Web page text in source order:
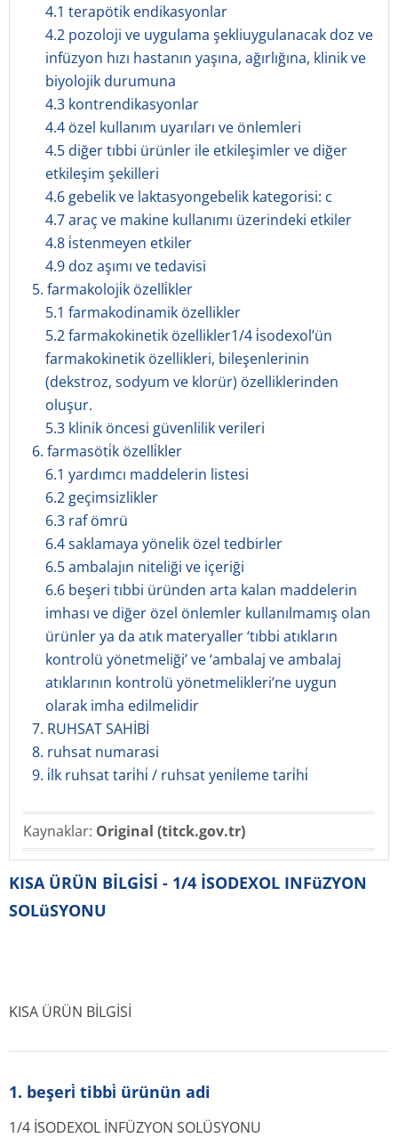
4.1 terapötik endikasyonlar
4.2 pozoloji ve uygulama şekliuygulanacak doz ve
infüzyon hızı hastanın yaşına, ağırlığına, klinik ve
biyolojik durumuna
4.3 kontrendikasyonlar
4.4 özel kullanım uyarıları ve önlemleri
4.5 diğer tıbbi ürünler ile etkileşimler ve diğer
etkileşim şekilleri
4.6 gebelik ve laktasyongebelik kategorisi: c
4.7 araç ve makine kullanımı üzerindeki etkiler
4.8 i̇stenmeyen etkiler
4.9 doz aşımı ve tedavisi
5. farmakoloji̇k özelli̇kler
5.1 farmakodinamik özellikler
5.2 farmakokinetik özellikler1/4 i̇sodexol’ün
farmakokinetik özellikleri, bileşenlerinin
(dekstroz, sodyum ve klorür) özelliklerinden
oluşur.
5.3 klinik öncesi güvenlilik verileri
6. farmasöti̇k özelli̇kler
6.1 yardımcı maddelerin listesi
6.2 geçimsizlikler
6.3 raf ömrü
6.4 saklamaya yönelik özel tedbirler
6.5 ambalajın niteliği ve içeriği
6.6 beşeri tıbbi üründen arta kalan maddelerin
imhası ve diğer özel önlemler kullanılmamış olan
ürünler ya da atık materyaller ‘tıbbi atıkların
kontrolü yönetmeliği’ ve ‘ambalaj ve ambalaj
atıklarının kontrolü yönetmelikleri’ne uygun
olarak imha edilmelidir
7. RUHSAT SAHİBİ
8. ruhsat numarasi
9. i̇lk ruhsat tari̇hi̇ / ruhsat yeni̇leme tari̇hi̇
Kaynaklar: Original (titck.gov.tr)
KISA ÜRÜN BİLGİSİ - 1/4 İSODEXOL INFüZYON
SOLüSYONU
KISA ÜRÜN BİLGİSİ
1. beşeri̇ tibbi̇ ürünün adi
1/4 İSODEXOL İNFÜZYON SOLÜSYONU